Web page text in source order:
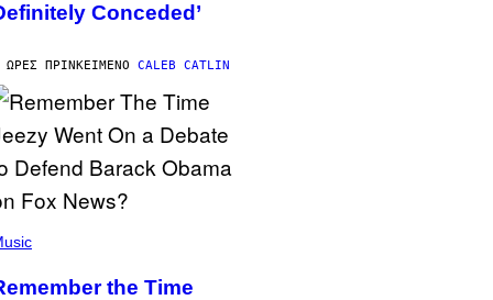
Conceded’
ΏΡΕΣ ΠΡΙΝΚΕΊΜΕΝΟ CALEB CATLIN
the Time